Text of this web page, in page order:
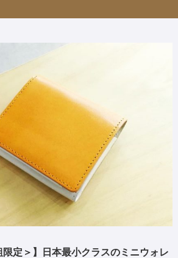
限定＞】日本最小クラスのミニウォレ